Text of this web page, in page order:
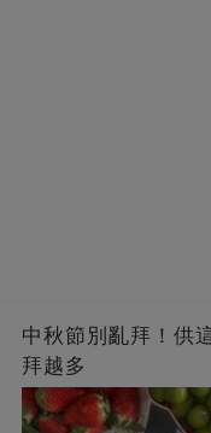
中秋節別亂拜！供
拜越多